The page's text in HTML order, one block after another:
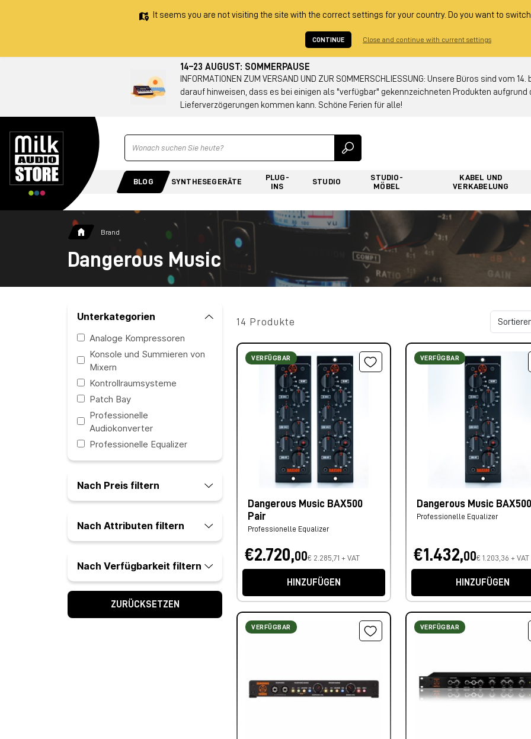
It seems you are not visiting the site with the correct settings for your country. Do you want to
CONTINUE Close and continue with current settings
14–23 AUGUST: SOMMERPAUSE
INFORMATIONEN ZUM VERSAND UND ZUR SOMMERSCHLIESSUNG: Unsere Büros sind
darauf hinweisen, dass es bei einigen als "verfügbar" gekennzeichneten Produkten
Lieferverzögerungen kommen kann. Schöne Ferien für alle!
Ricerca
BLOG SYNTHESEGERÄTE
PLUG-
INS
STUDIO
STUDIO-
MÖBEL
KABEL UND
VERKABELUNG
Brand
Dangerous Music
Unterkategorien
Analoge Kompressoren
Konsole und Summieren von
Mixern
Kontrollraumsysteme
Patch Bay
Professionelle
Audiokonverter
Professionelle Equalizer
Nach Preis filtern
Nach Attributen filtern
Nach Verfügbarkeit filtern
ZURÜCKSETZEN
14 Produkte
VERFÜGBAR
Dangerous Music BAX500
Pair
Professionelle Equalizer
€2.720,00€ 2.285,71 + VAT
HINZUFÜGEN
VERFÜGBAR
Dangerous Music BAX500
Professionelle Equalizer
€1.432,00€ 1.203,36 + VAT
HINZUFÜGEN
VERFÜGBAR VERFÜGBAR